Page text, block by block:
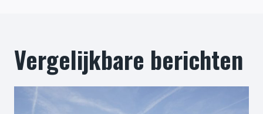
Vergelijkbare berichten